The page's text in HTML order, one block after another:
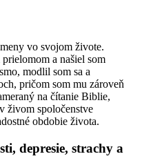
vo svojom živote.
a našiel som
modlil som sa a
pričom som mu zároveň
na čítanie Biblie,
živom spoločenstve
obdobie života.
depresie, strachy a